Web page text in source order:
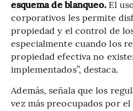
esquema de blanqueo. El
corporativos les permite
propiedad y el control de
especialmente cuando los
propiedad efectiva no
implementados”, destaca.
Además, señala que los
vez más preocupados por